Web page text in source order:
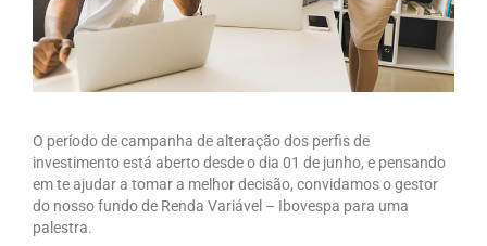
O período de campanha de alteração dos perfis de
investimento está aberto desde o dia 01 de junho, e pensando
em te ajudar a tomar a melhor decisão, convidamos o gestor
do nosso fundo de Renda Variável – Ibovespa para uma
palestra.